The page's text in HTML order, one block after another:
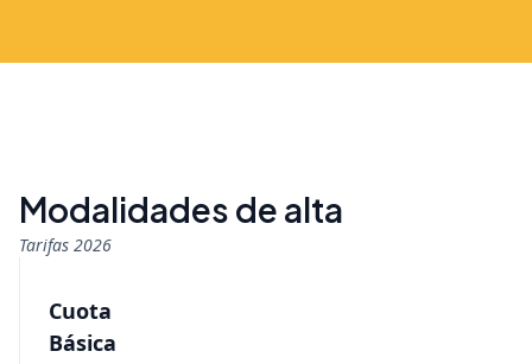
Modalidades de alta
Tarifas 2026
Cuota
Básica